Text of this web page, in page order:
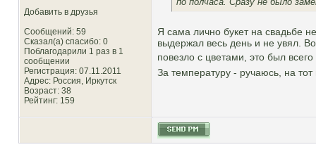
Добавить в друзья
Сообщений: 59
Сказал(а) спасибо: 0
Поблагодарили 1 раз в 1
сообщении
Регистрация: 07.11.2011
Адрес: Россия, Иркутск
Возраст: 38
Рейтинг: 159
Я сама лично букет на свадьбе
выдержал весь день и не увял.
повезло с цветами, это был
За температуру - ручаюсь, на